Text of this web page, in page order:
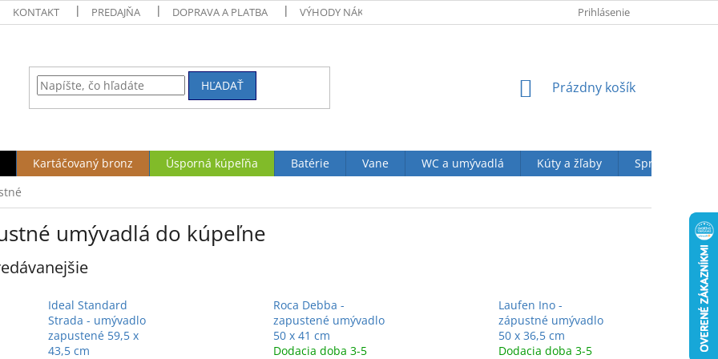
KONTAKT PREDAJŇA DOPRAVA A PLATBA VÝHODY NÁKUPU U NÁS OBCHODNÉ PODMIENKY (VOP)Prihlásenie
HĽADAŤ
NÁKUPNÝ
Prázdny košík
Kartáčovaný bronz Úsporná kúpeľňa Batérie Vane WC a umývadlá Kúty a žľaby
Sprchové sety
umývadlá do kúpeľne
Ideal Standard
Strada - umývadlo
zapustené 59,5 x
43,5 cm
Roca Debba -
zapustené umývadlo
50 x 41 cm
Dodacia doba 3-5
Laufen Ino -
zápustné umývadlo
50 x 36,5 cm
Dodacia doba 3-5